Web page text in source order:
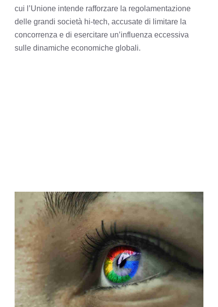
cui l’Unione intende rafforzare la regolamentazione
delle grandi società hi-tech, accusate di limitare la
concorrenza e di esercitare un’influenza eccessiva
sulle dinamiche economiche globali.